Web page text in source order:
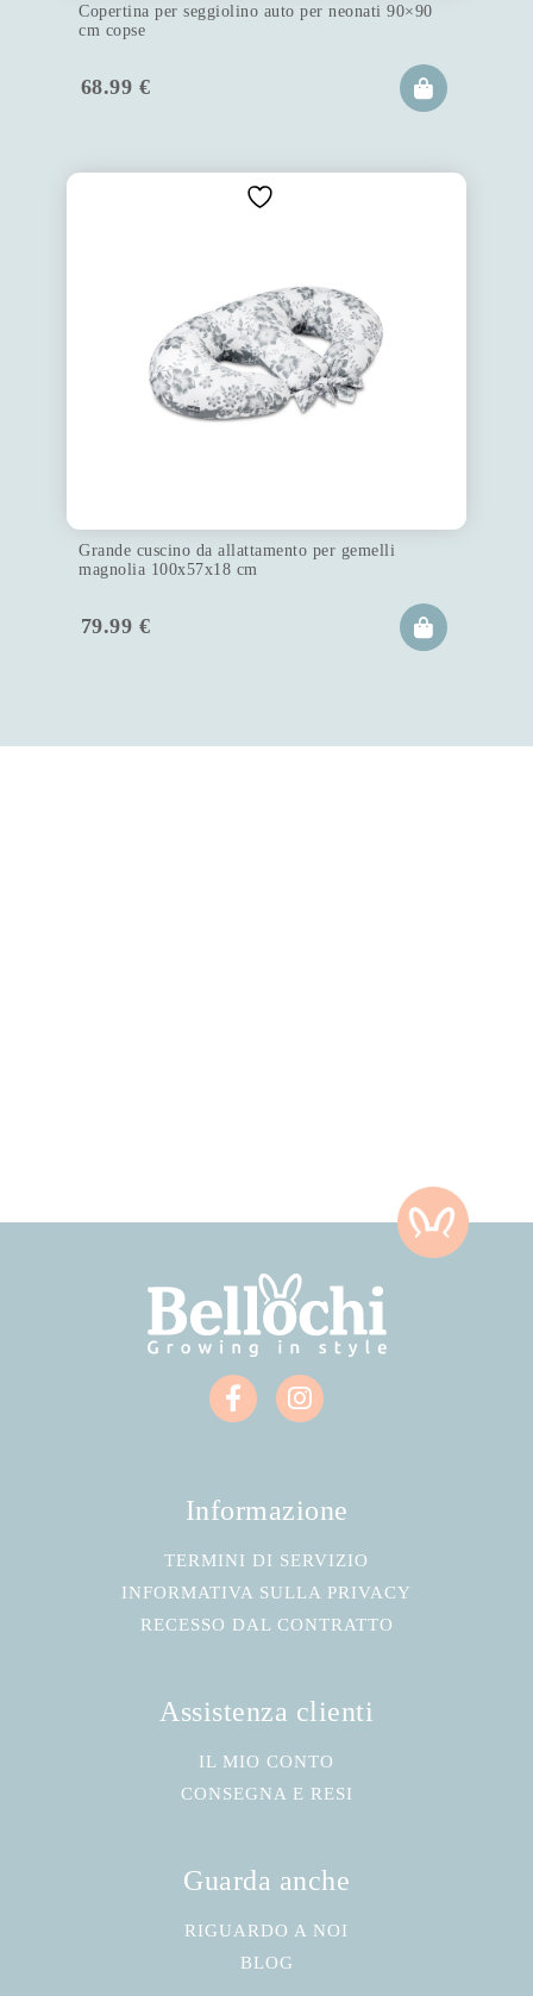
Copertina per seggiolino auto per neonati 90×90
cm copse
68.99 €
Grande cuscino da allattamento per gemelli
magnolia 100x57x18 cm
79.99 €
Informazione
TERMINI DI SERVIZIO
INFORMATIVA SULLA PRIVACY
RECESSO DAL CONTRATTO
Assistenza clienti
IL MIO CONTO
CONSEGNA E RESI
Guarda anche
RIGUARDO A NOI
BLOG